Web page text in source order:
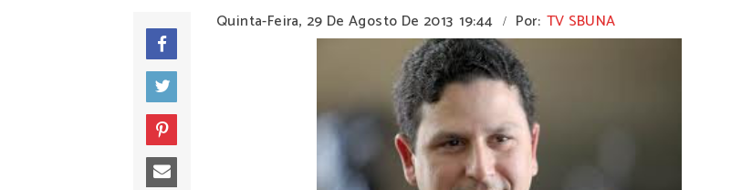
Quinta-Feira, 29 De Agosto De 2013 19:44 / Por: TV SBUNA